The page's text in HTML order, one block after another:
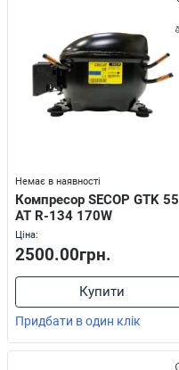
Немає в наявності
Компресор SECOP GTK 55
AT R-134 170W
Ціна:
2500.00грн.
Купити
Придбати в один клік